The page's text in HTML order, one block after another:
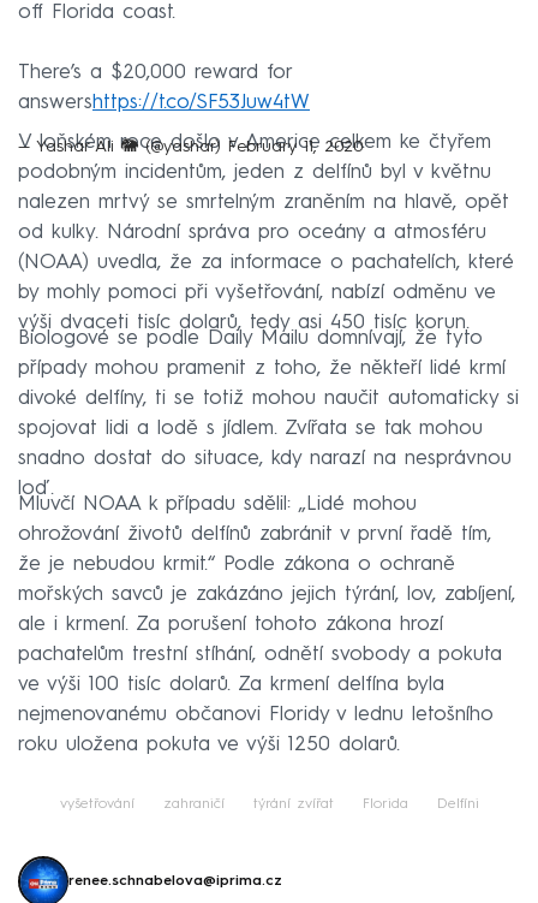
off Florida coast.
There’s a $20,000 reward for
answershttps://t.co/SF53Juw4tW
— Yashar Ali 🐘 (@yashar) February 11, 2020
V loňském roce došlo v Americe celkem ke čtyřem
podobným incidentům, jeden z delfínů byl v květnu
nalezen mrtvý se smrtelným zraněním na hlavě, opět
od kulky. Národní správa pro oceány a atmosféru
(NOAA) uvedla, že za informace o pachatelích, které
by mohly pomoci při vyšetřování, nabízí odměnu ve
výši dvaceti tisíc dolarů, tedy asi 450 tisíc korun.
Biologové se podle Daily Mailu domnívají, že tyto
případy mohou pramenit z toho, že někteří lidé krmí
divoké delfíny, ti se totiž mohou naučit automaticky si
spojovat lidi a lodě s jídlem. Zvířata se tak mohou
snadno dostat do situace, kdy narazí na nesprávnou
loď.
Mluvčí NOAA k případu sdělil: „Lidé mohou
ohrožování životů delfínů zabránit v první řadě tím,
že je nebudou krmit.“ Podle zákona o ochraně
mořských savců je zakázáno jejich týrání, lov, zabíjení,
ale i krmení. Za porušení tohoto zákona hrozí
pachatelům trestní stíhání, odnětí svobody a pokuta
ve výši 100 tisíc dolarů. Za krmení delfína byla
nejmenovanému občanovi Floridy v lednu letošního
roku uložena pokuta ve výši 1250 dolarů.
vyšetřování zahraničí týrání zvířat Florida Delfíni
renee.schnabelova@iprima.cz